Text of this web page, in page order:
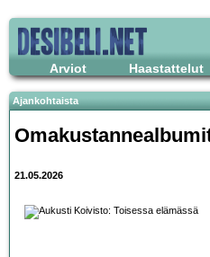
Arviot Haastattelut
Ajankohtaista
21.05.2026